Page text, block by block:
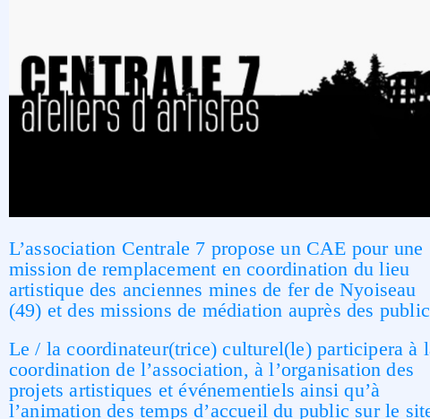
L’association Centrale 7 propose un CAE pour une
mission de remplacement en coordination du lieu
artistique des anciennes mines de fer de Nyoiseau
(49) et des missions de médiation auprès des
Le / la coordinateur(trice) culturel(le) participera à
coordination de l’association, à l’organisation des
projets artistiques et événementiels ainsi qu’à
l’animation des temps d’accueil du public sur le